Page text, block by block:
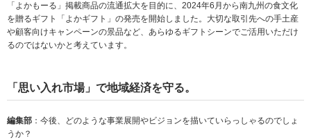
「よかもーる」掲載商品の流通拡大を目的に、2024年6月から南九州の食文化
を贈るギフト「よかギフト」の発売を開始しました。大切な取引先への手土産
や顧客向けキャンペーンの景品など、あらゆるギフトシーンでご活用いただけ
るのではないかと考えています。
「思い入れ市場」で地域経済を守る。
編集部 ：今後、どのような事業展開やビジョンを描いていらっしゃるのでしょ
うか？